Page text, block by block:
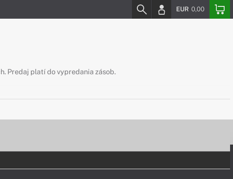
EUR 0,00
Predaj platí do vypredania zásob.